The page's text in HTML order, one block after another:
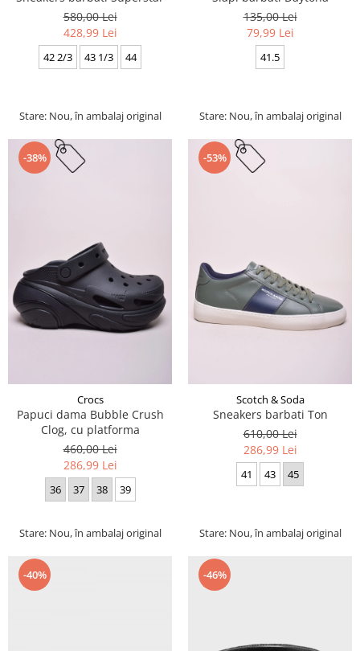
580,00 Lei
428,99 Lei
42 2/3 43 1/3 44
Stare: Nou, în ambalaj original
135,00 Lei
79,99 Lei
41.5
Stare: Nou, în ambalaj original
-38%
Crocs
Papuci dama Bubble Crush
Clog, cu platforma
460,00 Lei
286,99 Lei
36 37 38 39
Stare: Nou, în ambalaj original
-53%
Scotch & Soda
Sneakers barbati Ton
610,00 Lei
286,99 Lei
41 43 45
Stare: Nou, în ambalaj original
-40% -46%